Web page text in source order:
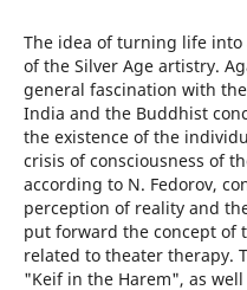
The idea of ​​turning life
of the Silver Age artistry.
general fascination with
India and the Buddhist
the existence of the
crisis of consciousness of
according to N. Fedorov,
perception of reality and
put forward the concept of
related to theater therapy.
"Keif in the Harem", as